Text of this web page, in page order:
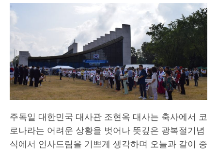
주독일 대한민국 대사관 조현옥 대사는 축사에서 코
로나라는 어려운 상황을 벗어나 뜻깊은 광복절기념
식에서 인사드림을 기쁘게 생각하며 오늘과 같이 중